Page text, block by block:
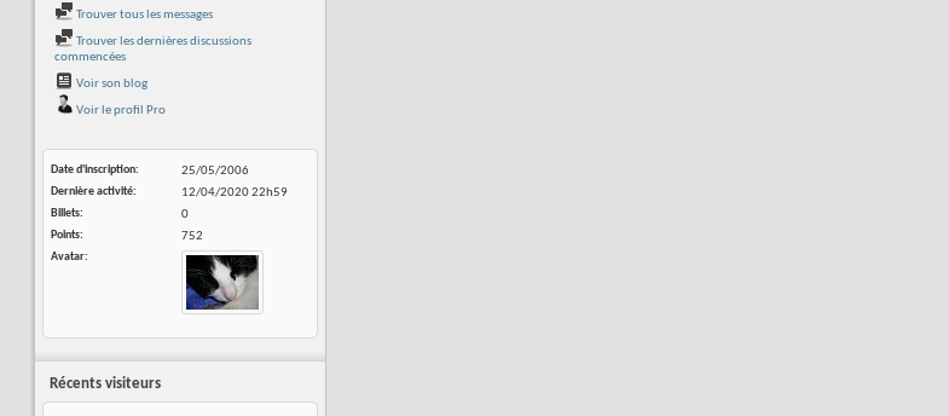
Trouver tous les messages
Trouver les dernières discussions
commencées
Voir son blog
Voir le profil Pro
Date d'inscription
25/05/2006
Dernière activité
12/04/202022h59
Billets
0
Points
752
Avatar
Récents visiteurs